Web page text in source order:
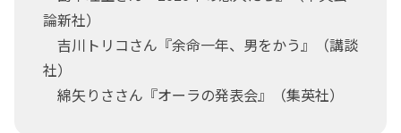
論新社）
吉川トリコさん『余命一年、男をかう』（講談
社）
綿矢りささん『オーラの発表会』（集英社）